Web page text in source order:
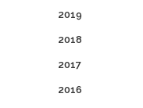
2019
2018
2017
2016